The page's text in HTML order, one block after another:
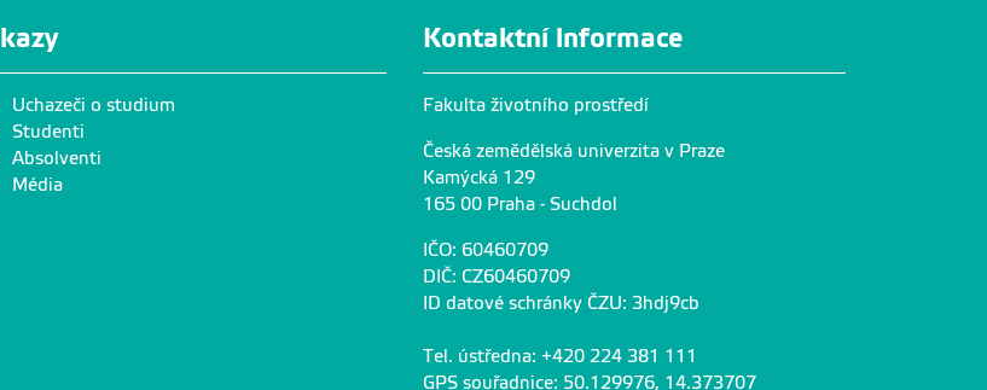
Uchazeči o studium
Studenti
Absolventi
Média
Kontaktní informace
Fakulta životního prostředí
Česká zemědělská univerzita v Praze
Kamýcká 129
165 00 Praha - Suchdol
IČO: 60460709
DIČ: CZ60460709
ID datové schránky ČZU: 3hdj9cb
Tel. ústředna: +420 224 381 111
GPS souřadnice: 50.129976, 14.373707